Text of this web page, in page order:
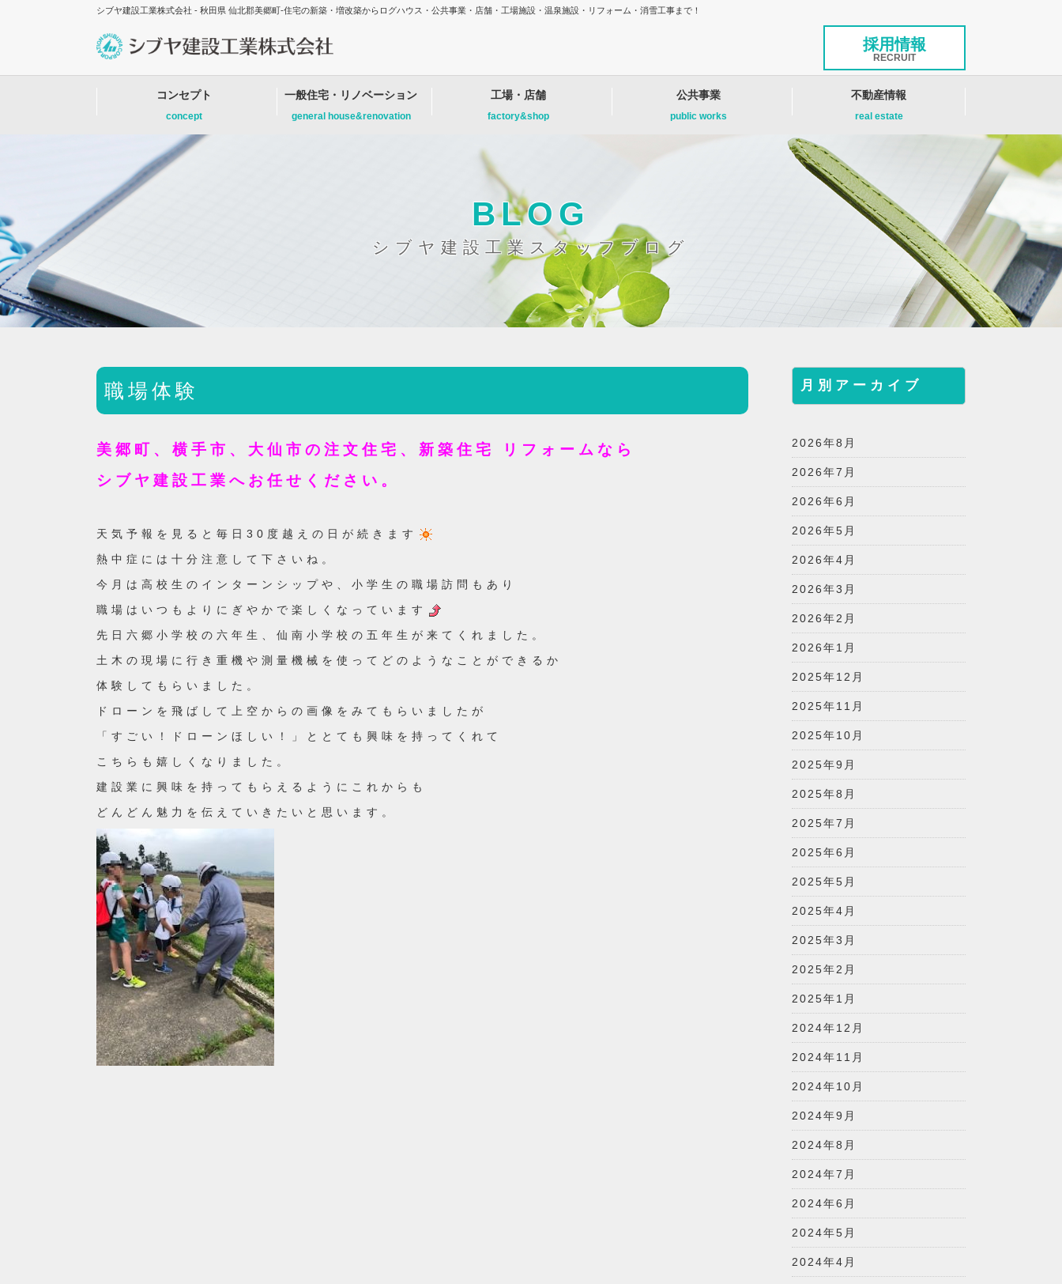
シブヤ建設工業株式会社 - 秋田県 仙北郡美郷町-住宅の新築・増改築からログハウス・公共事業・店舗・工場施設・温泉施設・リフォーム・消雪工事まで！
採用情報
RECRUIT
コンセプト
concept
一般住宅・リノベーション
general house&renovation
工場・店舗
factory&shop
公共事業
public works
不動産情報
real estate
BLOG
シブヤ建設工業スタッフブログ
職場体験
美郷町、横手市、大仙市の注文住宅、新築住宅 リフォームなら
シブヤ建設工業へお任せください。
天気予報を見ると毎日30度越えの日が続きます
熱中症には十分注意して下さいね。
今月は高校生のインターンシップや、小学生の職場訪問もあり
職場はいつもよりにぎやかで楽しくなっています
先日六郷小学校の六年生、仙南小学校の五年生が来てくれました。
土木の現場に行き重機や測量機械を使ってどのようなことができるか
体験してもらいました。
ドローンを飛ばして上空からの画像をみてもらいましたが
「すごい！ドローンほしい！」ととても興味を持ってくれて
こちらも嬉しくなりました。
建設業に興味を持ってもらえるようにこれからも
どんどん魅力を伝えていきたいと思います。
月別アーカイブ
2026年8月
2026年7月
2026年6月
2026年5月
2026年4月
2026年3月
2026年2月
2026年1月
2025年12月
2025年11月
2025年10月
2025年9月
2025年8月
2025年7月
2025年6月
2025年5月
2025年4月
2025年3月
2025年2月
2025年1月
2024年12月
2024年11月
2024年10月
2024年9月
2024年8月
2024年7月
2024年6月
2024年5月
2024年4月